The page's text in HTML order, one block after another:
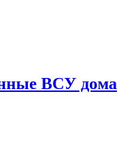
ВСУ дома